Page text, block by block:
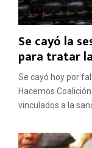
Se cayó la
para tratar
Se cayó hoy por
Hacemos
vinculados a la